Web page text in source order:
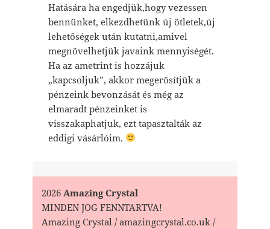
Hatására ha engedjük,hogy vezessen
bennünket, elkezdhetünk új ötletek,új
lehetőségek után kutatni,amivel
megnövelhetjük javaink mennyiségét.
Ha az ametrint is hozzájuk
„kapcsoljuk”, akkor megerősítjük a
pénzeink bevonzását és még az
elmaradt pénzeinket is
visszakaphatjuk, ezt tapasztalták az
eddigi vásárlóim.
2026Amazing Crystal
MINDEN JOG FENNTARTVA!
Amazing Crystal / amazingcrystal.co.uk /